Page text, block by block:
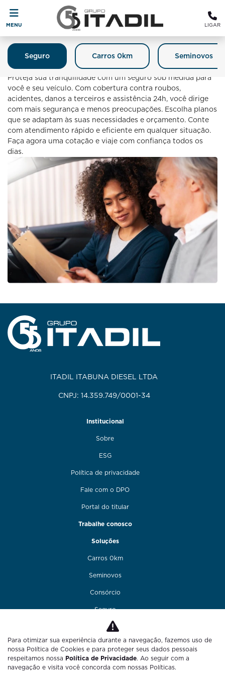
MENU LIGAR
Carros 0km Seminovos
Seguro
Seguro
Proteja sua tranquilidade com um seguro sob medida para
você e seu veículo. Com cobertura contra roubos,
acidentes, danos a terceiros e assistência 24h, você dirige
com mais segurança e menos preocupações. Escolha planos
que se adaptam às suas necessidades e orçamento. Conte
com atendimento rápido e eficiente em qualquer situação.
Faça agora uma cotação e viaje com confiança todos os
dias.
ITADIL ITABUNA DIESEL LTDA
CNPJ: 14.359.749/0001-34
Institucional
Sobre
ESG
Política de privacidade
Fale com o DPO
Portal do titular
Trabalhe conosco
Soluções
Carros 0km
Seminovos
Consórcio
Seguro
Financiamento
Funilaria e pintura
Fale conosco
Para otimizar sua experiência durante a navegação, fazemos uso de
nossa Política de Cookies e para proteger seus dados pessoais
respeitamos nossa Política de Privacidade. Ao seguir com a
navegação e visita você concorda com nossas Políticas.